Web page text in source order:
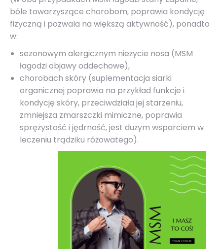
bóle towarzyszące chorobom, poprawia kondycję
fizyczną i pozwala na większą aktywność), ponadto
w:
sezonowym alergicznym nieżycie nosa (MSM
łagodzi objawy oddechowe),
chorobach skóry (suplementacja siarki
organicznej poprawia na przykład funkcje i
kondycję skóry, przeciwdziała jej starzeniu,
zmniejsza zmarszczki mimiczne, poprawia
sprężystość i jędrność, jest dużym wsparciem w
leczeniu trądziku różowatego).